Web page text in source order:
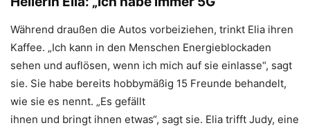
Während draußen die Autos vorbeiziehen, trinkt Elia ihren
Kaffee. „Ich kann in den Menschen Energieblockaden
sehen und auflösen, wenn ich mich auf sie einlasse“, sagt
sie. Sie habe bereits hobbymäßig 15 Freunde behandelt,
wie sie es nennt. „Es gefällt
ihnen und bringt ihnen etwas“, sagt sie. Elia trifft Judy, eine